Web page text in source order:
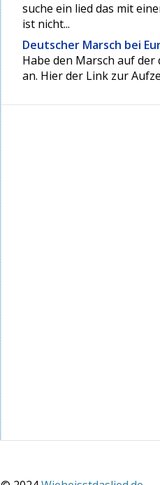
suche ein lied das mit
ist nicht...
Deutscher Marsch bei
Habe den Marsch auf
an. Hier der Link zur